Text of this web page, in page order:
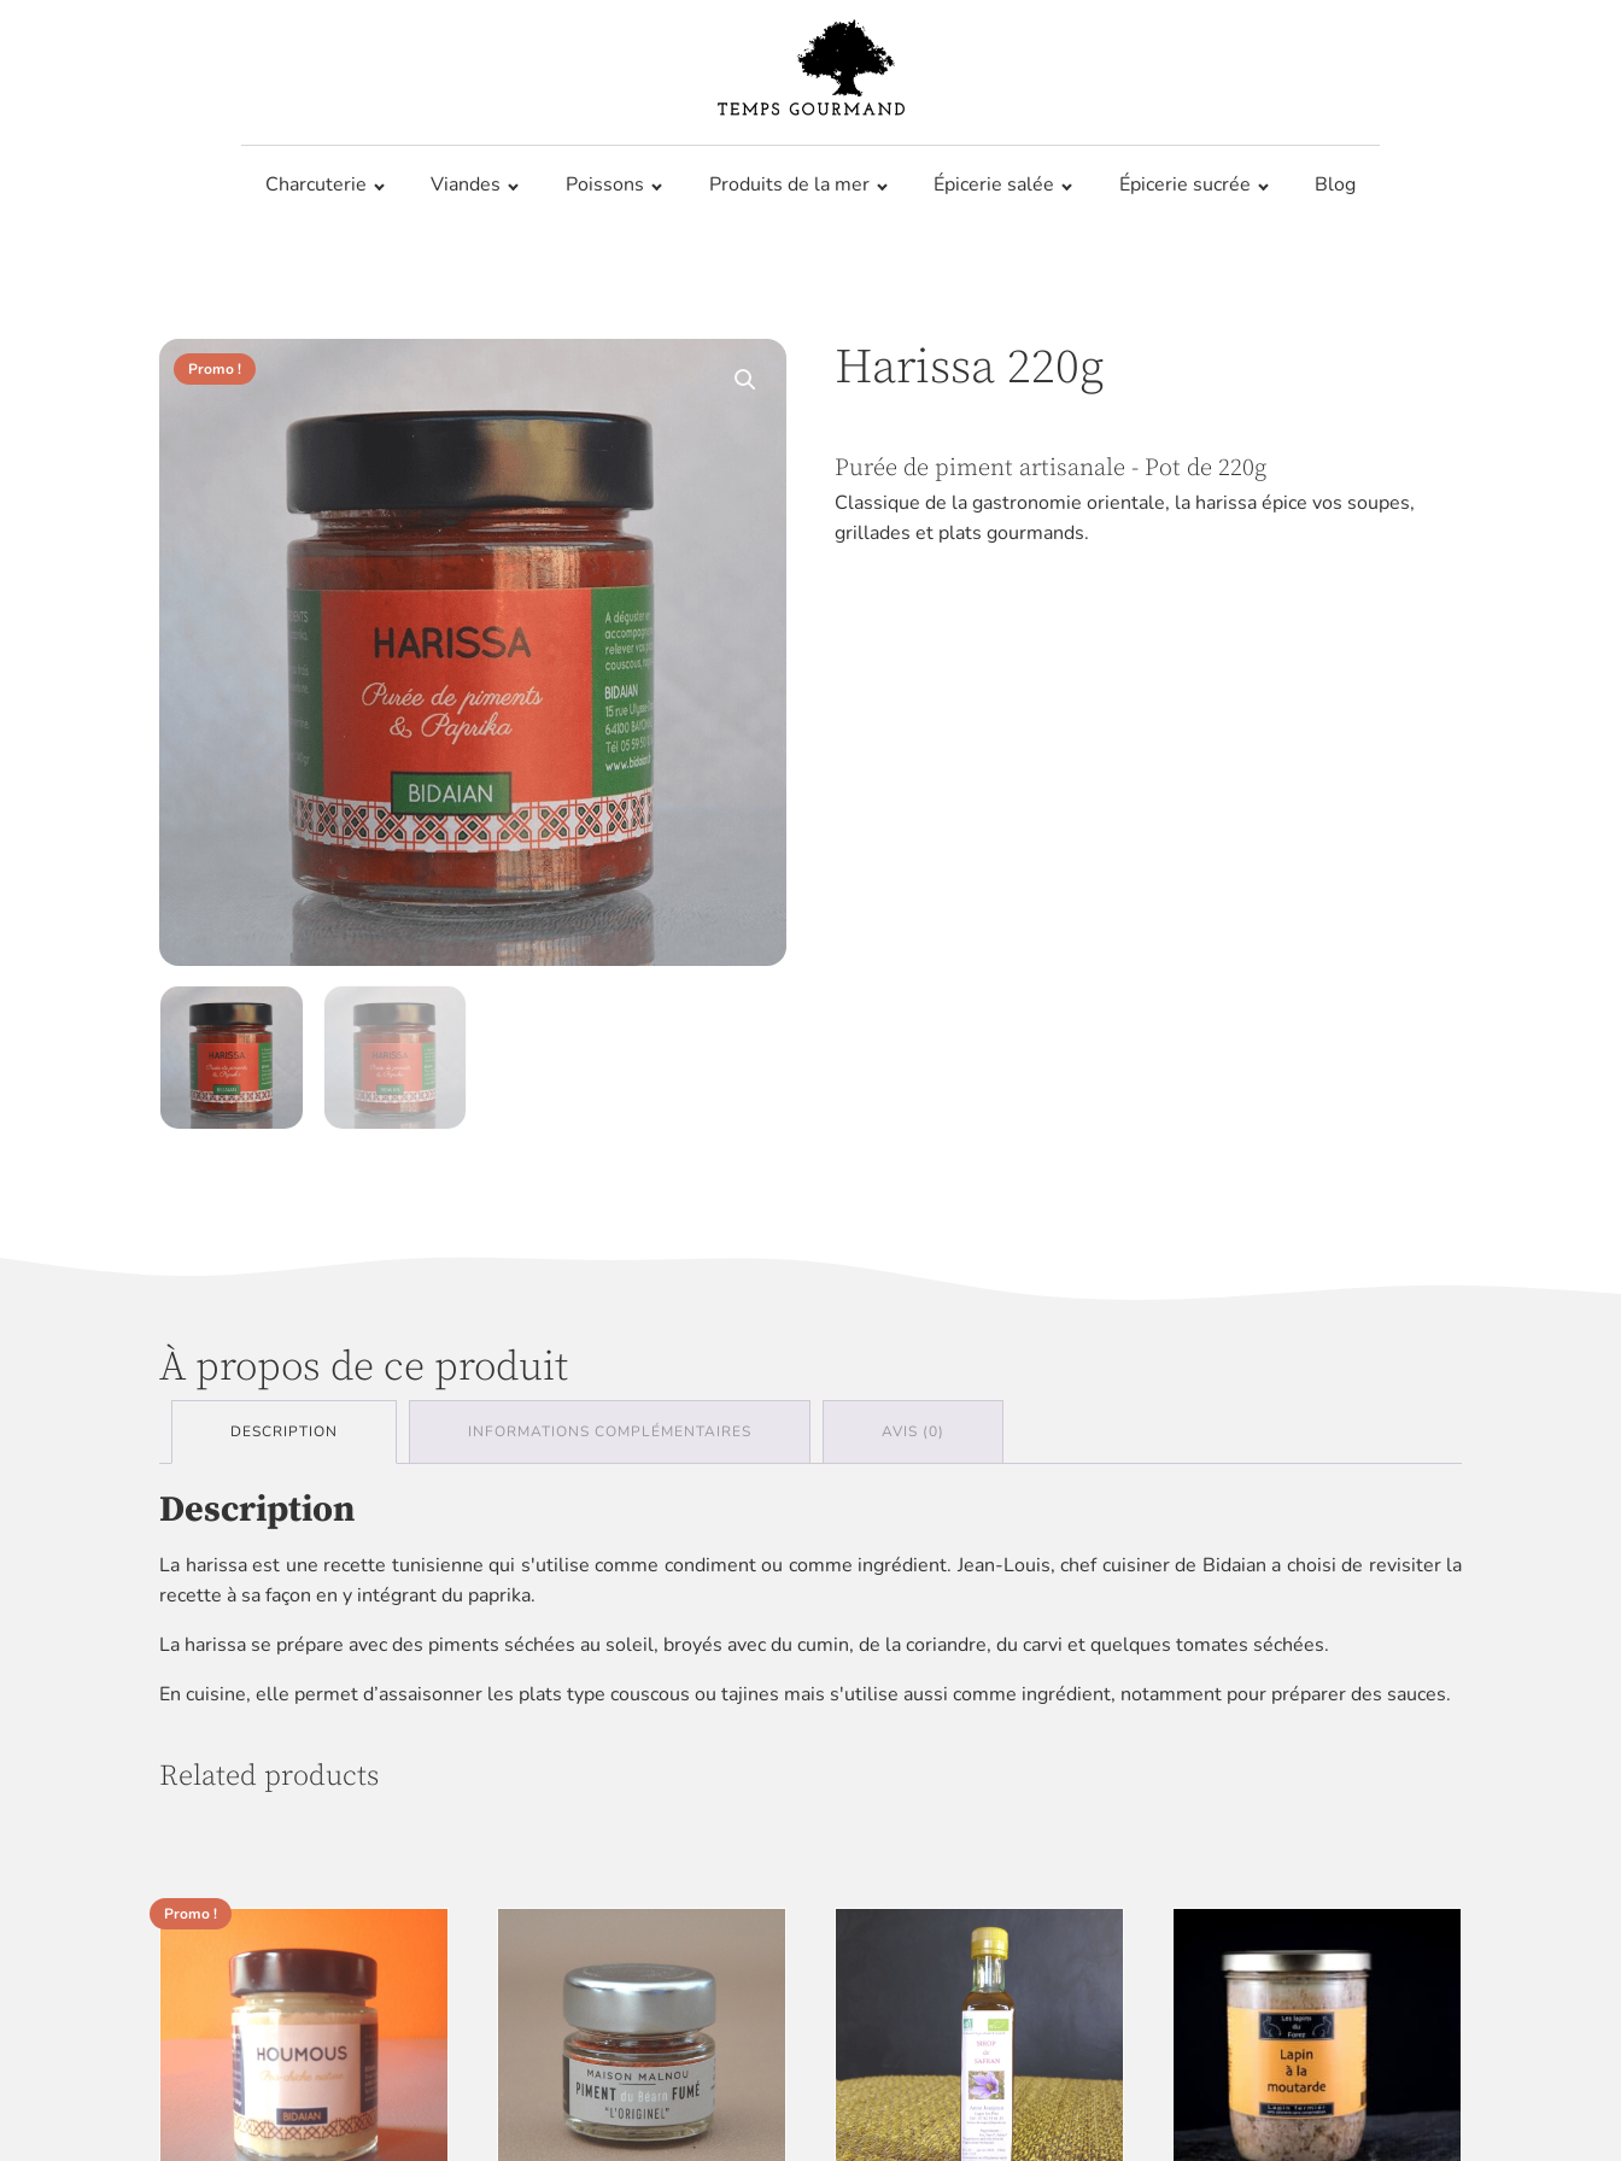
Charcuterie Viandes Poissons Produits de la mer Épicerie salée Épicerie sucrée Blog
Promo ! Harissa 220g
Purée de piment artisanale - Pot de 220g
Classique de la gastronomie orientale, la harissa épice vos soupes,
grillades et plats gourmands.
À propos de ce produit
DESCRIPTION INFORMATIONS COMPLÉMENTAIRES AVIS (0)
Description
La harissa est une recette tunisienne qui s'utilise comme condiment ou comme ingrédient. Jean-Louis, chef cuisiner de Bidaian a choisi de revisiter la
recette à sa façon en y intégrant du paprika.
La harissa se prépare avec des piments séchées au soleil, broyés avec du cumin, de la coriandre, du carvi et quelques tomates séchées.
En cuisine, elle permet d’assaisonner les plats type couscous ou tajines mais s'utilise aussi comme ingrédient, notamment pour préparer des sauces.
Related products
Promo !